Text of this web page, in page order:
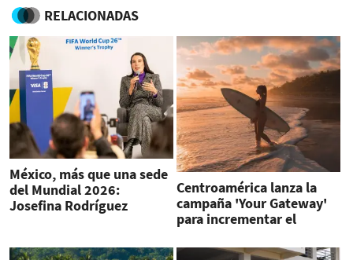
RELACIONADAS
México, más que una sede
del Mundial 2026:
Josefina Rodríguez
Centroamérica lanza la
campaña 'Your Gateway'
para incrementar el